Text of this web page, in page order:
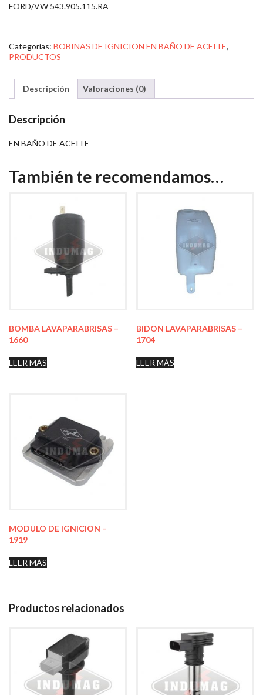
FORD/VW 543.905.115.RA
Categorías: BOBINAS DE IGNICION EN BAÑO DE ACEITE,
PRODUCTOS
Descripción Valoraciones (0)
Descripción
EN BAÑO DE ACEITE
También te recomendamos…
BOMBA LAVAPARABRISAS –
1660
LEER MÁS
BIDON LAVAPARABRISAS –
1704
LEER MÁS
MODULO DE IGNICION –
1919
LEER MÁS
Productos relacionados